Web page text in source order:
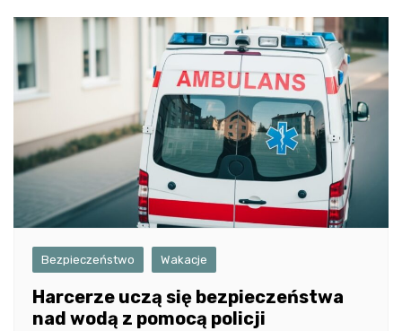
Bezpieczeństwo Wakacje
Harcerze uczą się bezpieczeństwa
nad wodą z pomocą policji